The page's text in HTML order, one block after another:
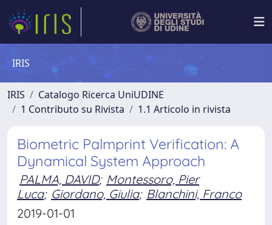
IRIS
IRIS
Catalogo Ricerca UniUDINE
1 Contributo su Rivista
1.1 Articolo in rivista
Biometric Palmprint Verification: A
Dynamical System Approach
PALMA, DAVID; Montessoro, Pier
Luca; Giordano, Giulia; Blanchini, Franco
2019-01-01